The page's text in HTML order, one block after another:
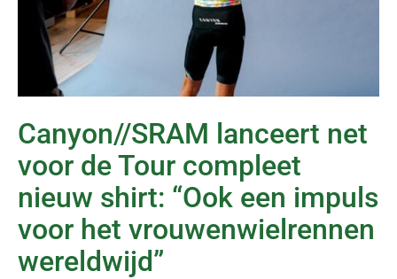
Canyon//SRAM lanceert net
voor de Tour compleet
nieuw shirt: “Ook een impuls
voor het vrouwenwielrennen
wereldwijd”